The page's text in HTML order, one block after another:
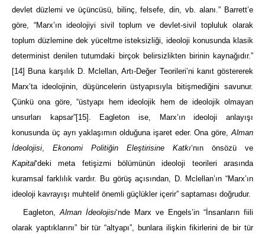
devlet düzlemi ve üçüncüsü, bilinç, felsefe, din, vb. alanı.” Barrett’e
göre, “Marx’ın ideolojiyi sivil toplum ve devlet-sivil topluluk olarak
toplum düzlemine dek yüceltme isteksizliği, ideoloji konusunda klasik
determinist denilen tutumdaki birçok belirsizlikten birinin kaynağıdır.”
[14] Buna karşılık D. Mclellan, Artı-Değer Teorileri’ni kanıt göstererek
Marx’ta ideolojinin, düşüncelerin üstyapısıyla bitişmediğini savunur.
Çünkü ona göre, “üstyapı hem ideolojik hem de ideolojik olmayan
unsurları kapsar”[15]
. Eagleton ise, Marx’ın ideoloji anlayışı
konusunda üç ayrı yaklaşımın olduğuna işaret eder. Ona göre, Alman
İdeolojisi
Ekonomi Politiğin Eleştirisine Katkı‘nın önsözü ve
Kapital‘deki meta fetişizmi bölümünün ideoloji teorileri arasında
kuramsal farklılık vardır. Bu görüş açısından, D. Mclellan’ın “Marx’ın
ideoloji kavrayışı muhtelif önemli güçlükler içerir” saptaması doğrudur.
Eagleton,Alman İdeolojisi‘nde Marx ve Engels’in “İnsanların fiili
olarak yaptıklarını” bir tür “altyapı”, bunlara ilişkin fikirlerini de bir tür